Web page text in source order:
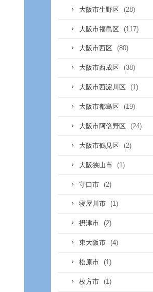
大阪市生野区 (28)
大阪市福島区 (117)
大阪市西区 (80)
大阪市西成区 (38)
大阪市西淀川区 (1)
大阪市都島区 (19)
大阪市阿倍野区 (24)
大阪市鶴見区 (2)
大阪狭山市 (1)
守口市 (2)
寝屋川市 (1)
摂津市 (2)
東大阪市 (4)
松原市 (1)
枚方市 (1)